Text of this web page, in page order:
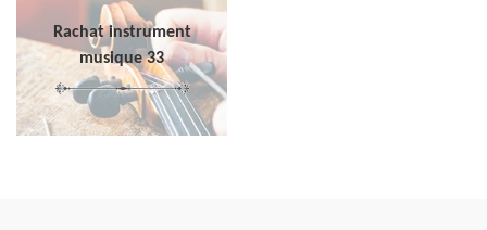
Rachat instrument
musique 33